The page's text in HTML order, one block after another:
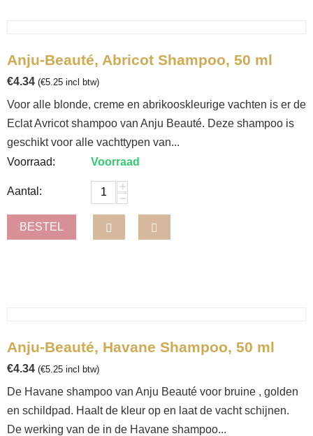
Anju-Beauté, Abricot Shampoo, 50 ml
€4.34 (€5.25 incl btw)
Voor alle blonde, creme en abrikooskleurige vachten is er de
Eclat Avricot shampoo van Anju Beauté. Deze shampoo is
geschikt voor alle vachttypen van...
Voorraad:
Voorraad
Aantal:
+
−
BESTEL
Anju-Beauté, Havane Shampoo, 50 ml
€4.34 (€5.25 incl btw)
De Havane shampoo van Anju Beauté voor bruine , golden
en schildpad. Haalt de kleur op en laat de vacht schijnen.
De werking van de in de Havane shampoo...